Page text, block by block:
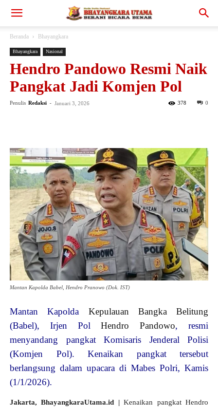
Beranda Bhayangkara
Bhayangkara Nasional
Hendro Pandowo Resmi Naik
Pangkat Jadi Komjen Pol
Penulis Redaksi - Januari 3, 2026 0
378
Mantan Kapolda Babel, Hendro Pranowo (Dok. IST)
Mantan Kapolda Kepulauan Bangka Belitung
(Babel), Irjen PolHendro Pandowo, resmi
menyandang pangkat Komisaris Jenderal Polisi
(Komjen Pol). Kenaikan pangkat tersebut
berlangsung dalam upacara di Mabes Polri, Kamis
(1/1/2026).
Jakarta, BhayangkaraUtama.id |Kenaikan pangkat Hendro